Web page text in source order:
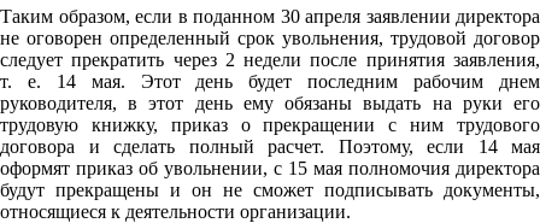
Таким образом, если в поданном 30 апреля заявлении директора
не оговорен определенный срок увольнения, трудовой договор
следует прекратить через 2 недели после принятия заявления,
т. е. 14 мая. Этот день будет последним рабочим днем
руководителя, в этот день ему обязаны выдать на руки его
трудовую книжку, приказ о прекращении с ним трудового
договора и сделать полный расчет. Поэтому, если 14 мая
оформят приказ об увольнении, с 15 мая полномочия директора
будут прекращены и он не сможет подписывать документы,
относящиеся к деятельности организации.